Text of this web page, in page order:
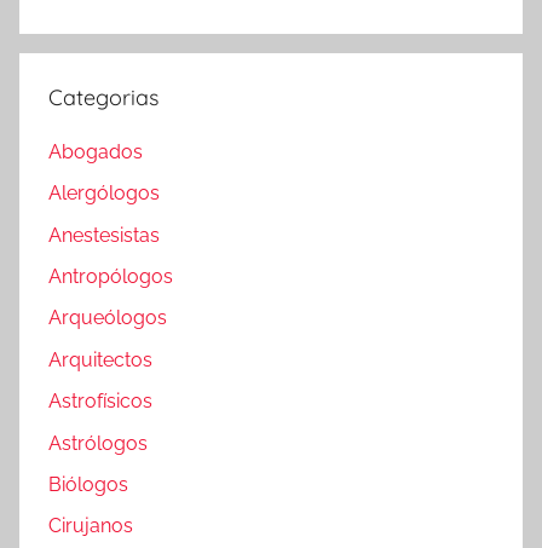
Categorias
Abogados
Alergólogos
Anestesistas
Antropólogos
Arqueólogos
Arquitectos
Astrofísicos
Astrólogos
Biólogos
Cirujanos